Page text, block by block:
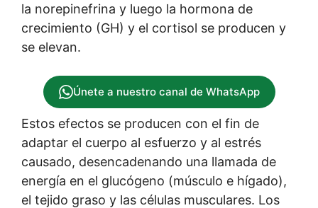
la norepinefrina y luego la hormona de
crecimiento (GH) y el cortisol se producen y
se elevan.
Únete a nuestro canal de WhatsApp
Estos efectos se producen con el fin de
adaptar el cuerpo al esfuerzo y al estrés
causado, desencadenando una llamada de
energía en el glucógeno (músculo e hígado),
el tejido graso y las células musculares. Los